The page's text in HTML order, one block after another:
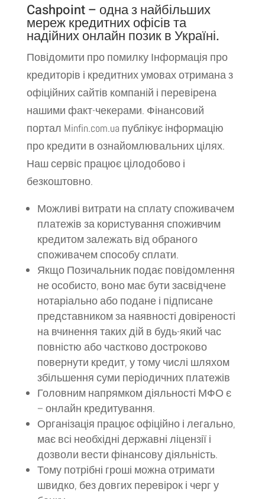
Cashpoint – одна з найбільших
мереж кредитних офісів та
надійних онлайн позик в Україні.
Повідомити про помилку Інформація про
кредиторів і кредитних умовах отримана з
офіційних сайтів компаній і перевірена
нашими факт-чекерами. Фінансовий
портал Minfin.com.ua публікує інформацію
про кредити в ознайомлювальних цілях.
Наш сервіс працює цілодобово і
безкоштовно.
Можливі витрати на сплату споживачем
платежів за користування споживчим
кредитом залежать від обраного
споживачем способу сплати.
Якщо Позичальник подає повідомлення
не особисто, воно має бути засвідчене
нотаріально або подане і підписане
представником за наявності довіреності
на вчинення таких дій в будь-який час
повністю або частково достроково
повернути кредит, у тому числі шляхом
збільшення суми періодичних платежів
Головним напрямком діяльності МФО є
– онлайн кредитування.
Організація працює офіційно і легально,
має всі необхідні державні ліцензії і
дозволи вести фінансову діяльність.
Тому потрібні гроші можна отримати
швидко, без довгих перевірок і черг у